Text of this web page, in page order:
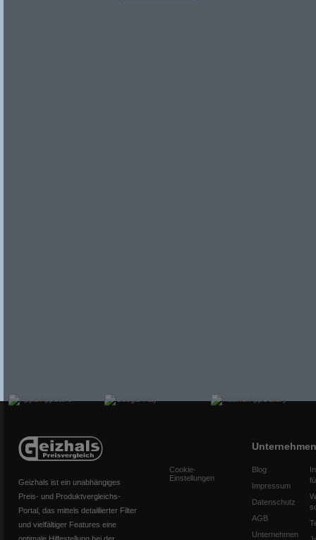
Geizhals ist ein unabhängiges
Preis- und Produktvergleichs-
Portal, das mittels detaillierter Filter
und vielfältiger Features eine
Cookie-
Einstellungen
Unternehmen
Blog
Impressum
Datenschutz
AGB
Unternehmen